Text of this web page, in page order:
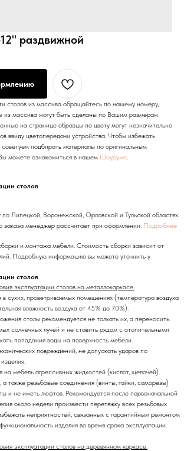
раздвижной
столов из массива обращайтесь по нашему номеру,
из массива могут быть сделаны по Вашим размерам.
на странице образцы по цвету могут незначительно
ввиду цветопередачи устройства. Чтобы избежать
подбирать материалы по оригинальным
можете ознакомиться в нашем Шоуруме.
столов
Липецкой, Воронежской, Орловской и Тульской областях.
заказа менеджер рассчитает при оформлении. Подробнее
и монтажа мебели. Стоимость сборки зависит от
Подробную информацию вы можете уточнить у
столов
эксплуатации столов на металлокаркасе.
сухих, проветриваемых помещениях (температура воздуха
влажность воздуха от 45% до 70%).
столы рекомендуется не толкать их, а переносить.
солнечных лучей и не ставить рядом с отопительными
попадания воды на поверхность мебели.
повреждений, не допускать ударов по
на мебель агрессивных жидкостей (кислот, щелочей).
также резьбовые соединения (винты, гайки, саморезы)
и не иметь люфтов. Рекомендуется после первоначальной
около недели произвести перетяжку всех резьбовых
неприятностей, связанных с гарантийным ремонтом
изделия во время срока эксплуатации.
эксплуатации столов на деревянном каркасе.